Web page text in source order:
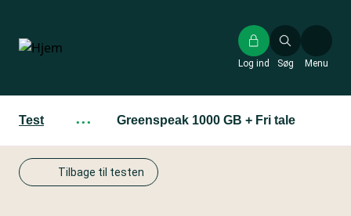
hovedindhold
Søg
Log ind Menu
Test ··· Greenspeak 1000 GB + Fri tale
Tilbage til testen